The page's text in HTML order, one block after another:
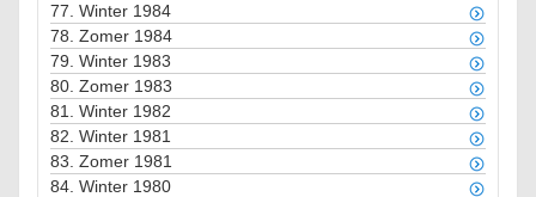
77. Winter 1984
78. Zomer 1984
79. Winter 1983
80. Zomer 1983
81. Winter 1982
82. Winter 1981
83. Zomer 1981
84. Winter 1980